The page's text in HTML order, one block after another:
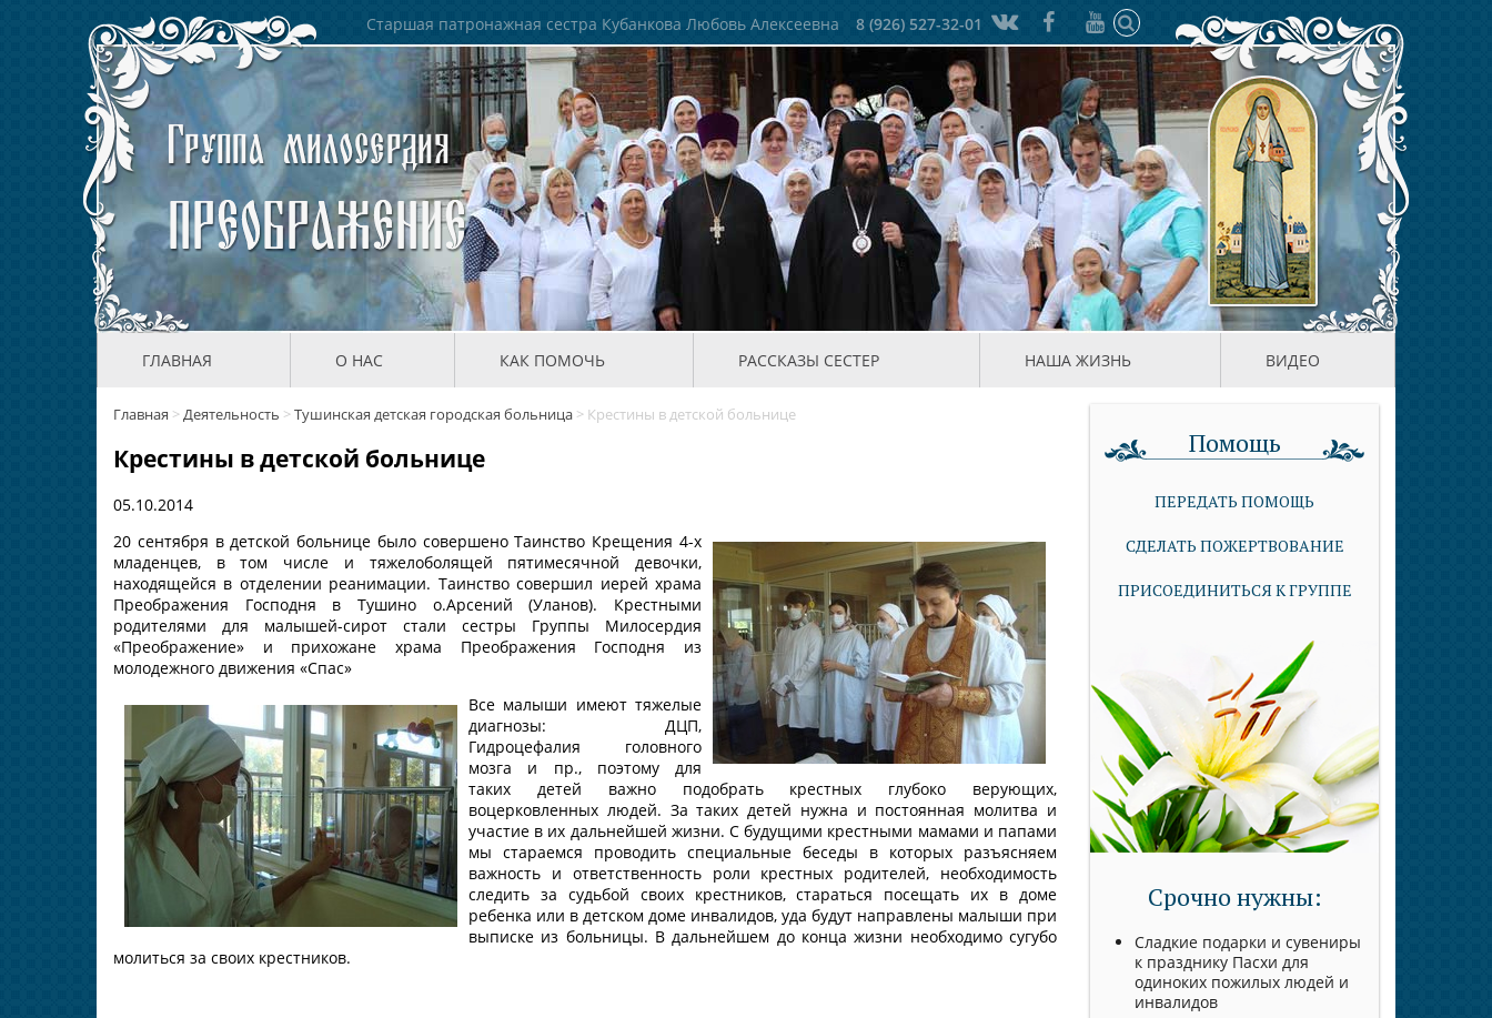
Старшая патронажная сестра Кубанкова Любовь Алексеевна 8 (926) 527-32-01
ГЛАВНАЯ О НАС КАК ПОМОЧЬ РАССКАЗЫ СЕСТЕР НАША ЖИЗНЬ ВИДЕО
Главная >Деятельность >Тушинская детская городская больница > Крестины в детской больнице
Крестины в детской больнице
05.10.2014
20 сентября в детской больнице было совершено Таинство Крещения 4-х
младенцев, в том числе и тяжелоболящей пятимесячной девочки,
находящейся в отделении реанимации. Таинство совершил иерей храма
Преображения Господня в Тушино о.Арсений (Уланов). Крестными
родителями для малышей-сирот стали сестры Группы Милосердия
«Преображение» и прихожане храма Преображения Господня из
молодежного движения «Спас»
Все малыши имеют тяжелые
диагнозы: ДЦП,
Гидроцефалия головного
мозга и пр., поэтому для
таких детей важно подобрать крестных глубоко верующих,
воцерковленных людей. За таких детей нужна и постоянная молитва и
участие в их дальнейшей жизни. С будущими крестными мамами и папами
мы стараемся проводить специальные беседы в которых разъясняем
важность и ответственность роли крестных родителей, необходимость
следить за судьбой своих крестников, стараться посещать их в доме
ребенка или в детском доме инвалидов, уда будут направлены малыши при
выписке из больницы. В дальнейшем до конца жизни необходимо сугубо
молиться за своих крестников.
Помощь
ПЕРЕДАТЬ ПОМОЩЬ
СДЕЛАТЬ ПОЖЕРТВОВАНИЕ
ПРИСОЕДИНИТЬСЯ К ГРУППЕ
Срочно нужны:
Сладкие подарки и сувениры
к празднику Пасхи для
одиноких пожилых людей и
инвалидов